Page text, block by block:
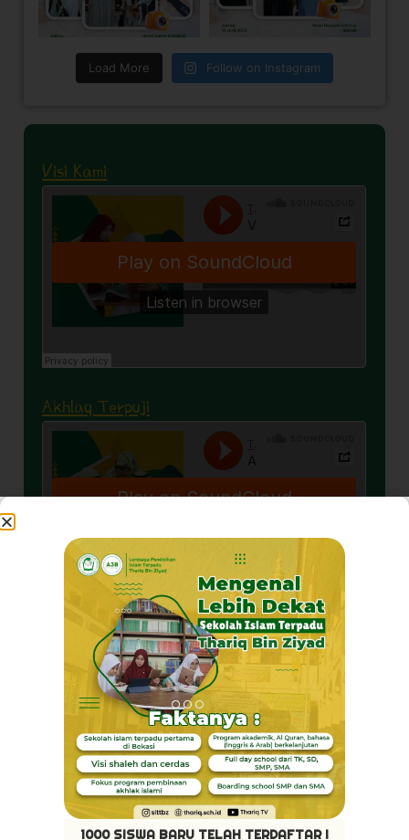
Load More Follow on Instagram
Visi Kami
Akhlaq Terpuji
Pribadi Mulya
1000 SISWA BARU TELAH TERDAFTAR !